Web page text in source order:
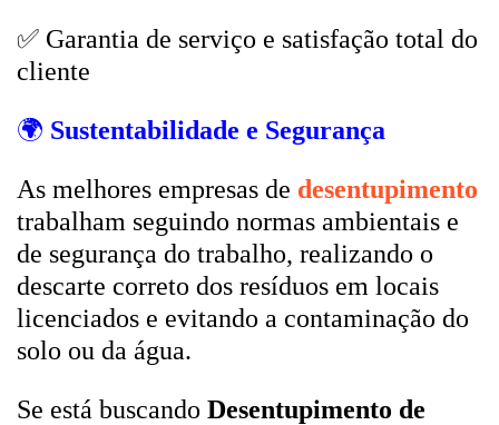
✅ Garantia de serviço e satisfação total do
cliente
🌍 Sustentabilidade e Segurança
As melhores empresas de desentupimento
trabalham seguindo normas ambientais e
de segurança do trabalho, realizando o
descarte correto dos resíduos em locais
licenciados e evitando a contaminação do
solo ou da água.
Se está buscando Desentupimento de